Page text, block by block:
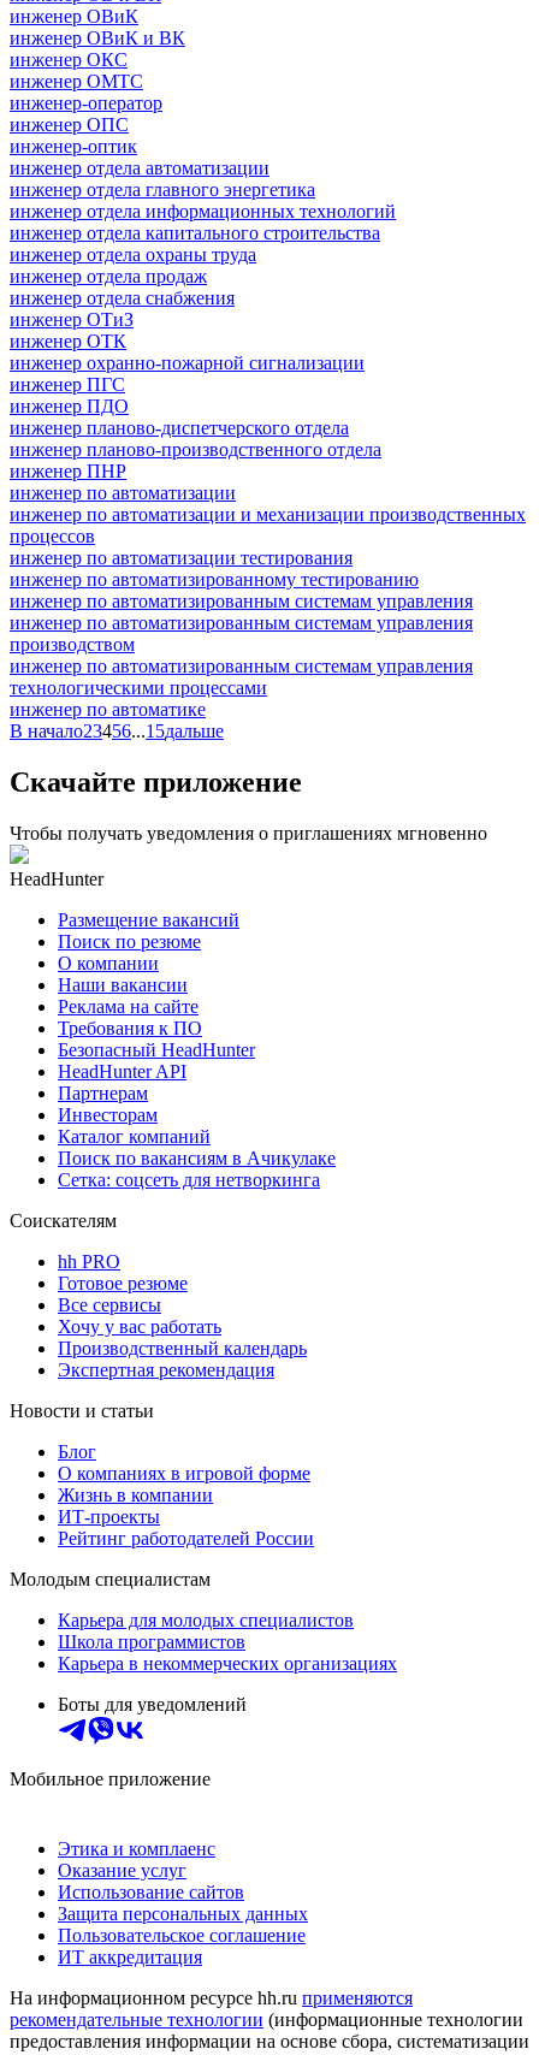
инженер ОВиК
инженер ОВиК и ВК
инженер ОКС
инженер ОМТС
инженер-оператор
инженер ОПС
инженер-оптик
инженер отдела автоматизации
инженер отдела главного энергетика
инженер отдела информационных технологий
инженер отдела капитального строительства
инженер отдела охраны труда
инженер отдела продаж
инженер отдела снабжения
инженер ОТиЗ
инженер ОТК
инженер охранно-пожарной сигнализации
инженер ПГС
инженер ПДО
инженер планово-диспетчерского отдела
инженер планово-производственного отдела
инженер ПНР
инженер по автоматизации
инженер по автоматизации и механизации производственных
процессов
инженер по автоматизации тестирования
инженер по автоматизированному тестированию
инженер по автоматизированным системам управления
инженер по автоматизированным системам управления
производством
инженер по автоматизированным системам управления
технологическими процессами
инженер по автоматике
В начало23456...15дальше
Скачайте приложение
Чтобы получать уведомления о приглашениях мгновенно
HeadHunter
Размещение вакансий
Поиск по резюме
О компании
Наши вакансии
Реклама на сайте
Требования к ПО
Безопасный HeadHunter
HeadHunter API
Партнерам
Инвесторам
Каталог компаний
Поиск по вакансиям в Ачикулаке
Сетка: соцсеть для нетворкинга
Соискателям
hh PRO
Готовое резюме
Все сервисы
Хочу у вас работать
Производственный календарь
Экспертная рекомендация
Новости и статьи
Блог
О компаниях в игровой форме
Жизнь в компании
ИТ-проекты
Рейтинг работодателей России
Молодым специалистам
Карьера для молодых специалистов
Школа программистов
Карьера в некоммерческих организациях
Боты для уведомлений
Мобильное приложение
Этика и комплаенс
Оказание услуг
Использование сайтов
Защита персональных данных
Пользовательское соглашение
ИТ аккредитация
На информационном ресурсе hh.ru применяются
рекомендательные технологии (информационные технологии
предоставления информации на основе сбора, систематизации